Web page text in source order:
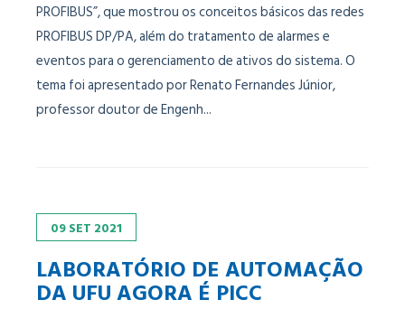
PROFIBUS”, que mostrou os conceitos básicos das redes
PROFIBUS DP/PA, além do tratamento de alarmes e
eventos para o gerenciamento de ativos do sistema. O
tema foi apresentado por Renato Fernandes Júnior,
professor doutor de Engenh...
09SET 2021
LABORATÓRIO DE AUTOMAÇÃO
DA UFU AGORA É PICC